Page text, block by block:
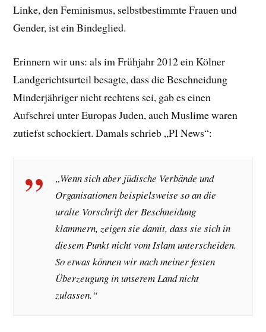
Linke, den Feminismus, selbstbestimmte Frauen und
Gender, ist ein Bindeglied.
Erinnern wir uns: als im Frühjahr 2012 ein Kölner
Landgerichtsurteil besagte, dass die Beschneidung
Minderjähriger nicht rechtens sei, gab es einen
Aufschrei unter Europas Juden, auch Muslime waren
zutiefst schockiert. Damals schrieb „PI News“:
„Wenn sich aber jüdische Verbände und
Organisationen beispielsweise so an die
uralte Vorschrift der Beschneidung
klammern, zeigen sie damit, dass sie sich in
diesem Punkt nicht vom Islam unterscheiden.
So etwas können wir nach meiner festen
Überzeugung in unserem Land nicht
zulassen.“